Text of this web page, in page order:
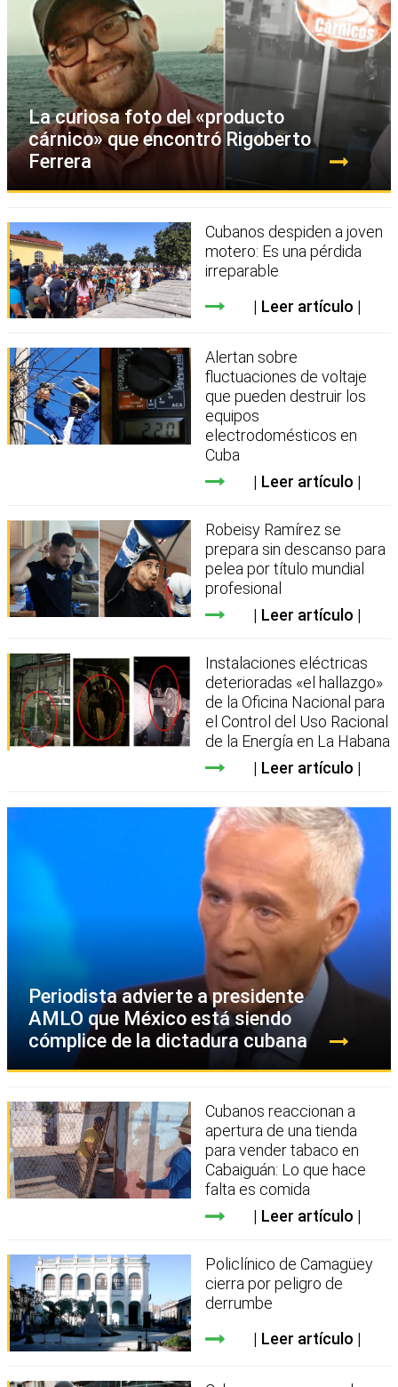
La curiosa foto del «producto
cárnico» que encontró Rigoberto
Ferrera
Cubanos despiden a joven
motero: Es una pérdida
irreparable
Leer artículo
Alertan sobre
fluctuaciones de voltaje
que pueden destruir los
equipos
electrodomésticos en
Cuba
Leer artículo
Robeisy Ramírez se
prepara sin descanso para
pelea por título mundial
profesional
Leer artículo
Instalaciones eléctricas
deterioradas «el hallazgo»
de la Oficina Nacional para
el Control del Uso Racional
de la Energía en La Habana
Leer artículo
Periodista advierte a presidente
AMLO que México está siendo
cómplice de la dictadura cubana
Cubanos reaccionan a
apertura de una tienda
para vender tabaco en
Cabaiguán: Lo que hace
falta es comida
Leer artículo
Policlínico de Camagüey
cierra por peligro de
derrumbe
Leer artículo